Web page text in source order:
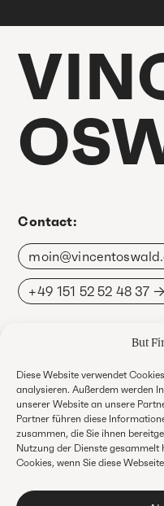
But
Diese Website verwendet
analysieren. Außerdem werden
unserer Website an unsere
Partner führen diese
zusammen, die Sie ihnen
Nutzung der Dienste gesammelt
Cookies, wenn Sie diese
Contact:
+49 151 52 52 48 37
Instagram
Xing
Linked In